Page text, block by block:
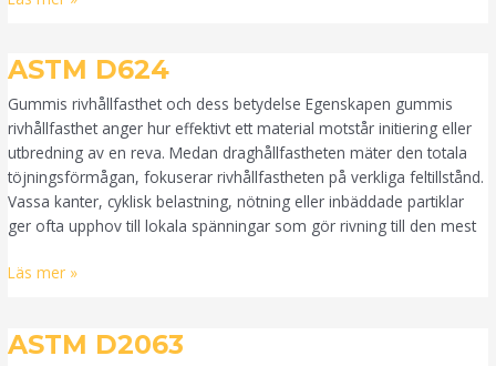
ASTM D624
Gummis rivhållfasthet och dess betydelse Egenskapen gummis
rivhållfasthet anger hur effektivt ett material motstår initiering eller
utbredning av en reva. Medan draghållfastheten mäter den totala
töjningsförmågan, fokuserar rivhållfastheten på verkliga feltillstånd.
Vassa kanter, cyklisk belastning, nötning eller inbäddade partiklar
ger ofta upphov till lokala spänningar som gör rivning till den mest
ASTM
Läs mer »
ASTM D2063
ASTM